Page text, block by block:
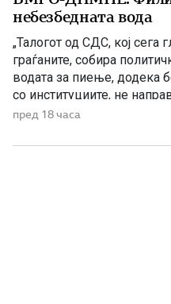
небезбедната вода
„Талогот од СДС, кој сега
граѓаните, собира
водата за пиење, додека
со институциите, не
проблемите. Проблеми со
министер за здравство, […]
пред 18 часа